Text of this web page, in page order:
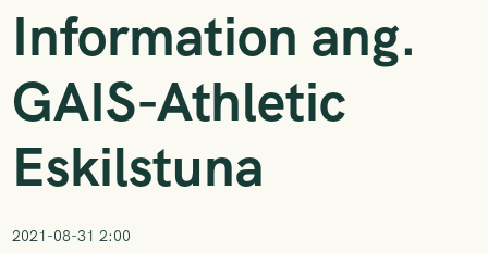
Information ang.
GAIS-Athletic
Eskilstuna
2021-08-31 2:00